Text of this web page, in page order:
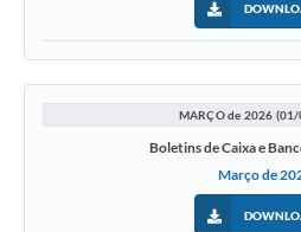
MARÇO de 2026
Boletins de Caixa e
Março de